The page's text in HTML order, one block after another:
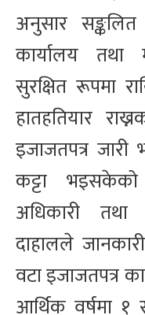
अनुसार सङ्कलित
कार्यालय तथा
सुरक्षित रूपमा
हातहतियार
इजाजतपत्र
कट्टा
अधिकारी तथा
दाहालले
वटा इजाजतपत्र
आर्थिक वर्षमा १